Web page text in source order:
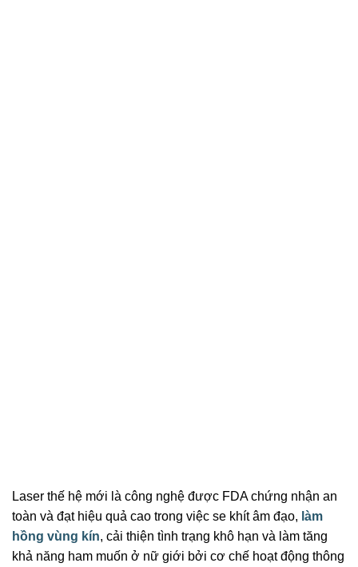
Laser thế hệ mới là công nghệ được FDA chứng nhận an
toàn và đạt hiệu quả cao trong việc se khít âm đạo, làm
hồng vùng kín, cải thiện tình trạng khô hạn và làm tăng
khả năng ham muốn ở nữ giới bởi cơ chế hoạt động thông